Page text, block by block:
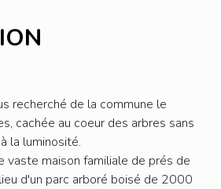
recherché de la commune le
cachée au coeur des arbres sans
la luminosité.
vaste maison familiale de prés de
d'un parc arboré boisé de 2000